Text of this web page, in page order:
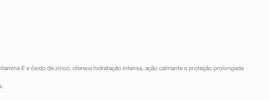
E e óxido de zinco, oferece hidratação intensa, ação calmante e proteção prolongada